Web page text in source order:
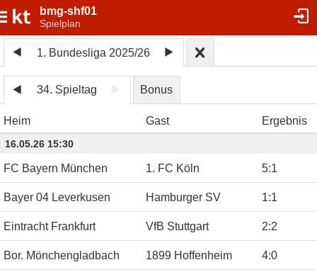
bmg-shf01
Spielplan
1. Bundesliga 2025/26
34. Spieltag Bonus
Heim Gast Ergebnis
16.05.26 15:30
FC Bayern München 1. FC Köln 5:1
Bayer 04 Leverkusen Hamburger SV 1:1
Eintracht Frankfurt VfB Stuttgart 2:2
Bor. Mönchengladbach 1899 Hoffenheim 4:0